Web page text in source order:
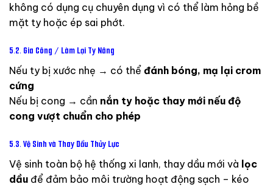
không có dụng cụ chuyên dụng vì có thể làm hỏng bề
mặt ty hoặc ép sai phớt.
5.2. Gia Công / Làm Lại Ty Nâng
Nếu ty bị xước nhẹ → có thể đánh bóng, mạ lại crom
cứng
Nếu bị cong → cần nắn ty hoặc thay mới nếu độ
cong vượt chuẩn cho phép
5.3. Vệ Sinh và Thay Dầu Thủy Lực
Vệ sinh toàn bộ hệ thống xi lanh, thay dầu mới và lọc
dầu để đảm bảo môi trường hoạt động sạch – kéo